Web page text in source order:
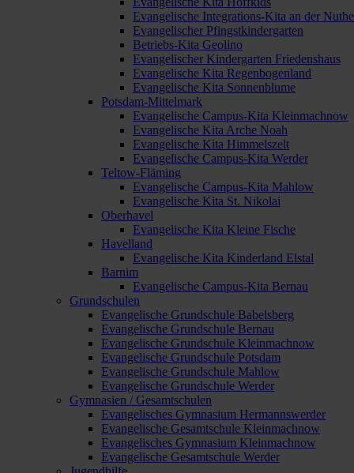
Evangelische Integrations-Kita an der Nuthe
Evangelischer Pfingstkindergarten
Betriebs-Kita Geolino
Evangelischer Kindergarten Friedenshaus
Evangelische Kita Regenbogenland
Evangelische Kita Sonnenblume
Potsdam-Mittelmark
Evangelische Campus-Kita Kleinmachnow
Evangelische Kita Arche Noah
Evangelische Kita Himmelszelt
Evangelische Campus-Kita Werder
Teltow-Fläming
Evangelische Campus-Kita Mahlow
Evangelische Kita St. Nikolai
Oberhavel
Evangelische Kita Kleine Fische
Havelland
Evangelische Kita Kinderland Elstal
Barnim
Evangelische Campus-Kita Bernau
Grundschulen
Evangelische Grundschule Babelsberg
Evangelische Grundschule Bernau
Evangelische Grundschule Kleinmachnow
Evangelische Grundschule Potsdam
Evangelische Grundschule Mahlow
Evangelische Grundschule Werder
Gymnasien / Gesamtschulen
Evangelisches Gymnasium Hermannswerder
Evangelische Gesamtschule Kleinmachnow
Evangelisches Gymnasium Kleinmachnow
Evangelische Gesamtschule Werder